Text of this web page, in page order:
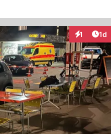
1 1d